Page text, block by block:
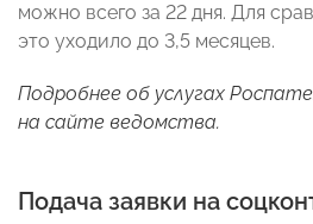
можно всего за 22 дня. Для
это уходило до 3,5 месяцев.
Подробнее об услугах
на сайте ведомства.
Подача заявки на